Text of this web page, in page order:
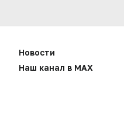
Новости
Наш канал в MAX